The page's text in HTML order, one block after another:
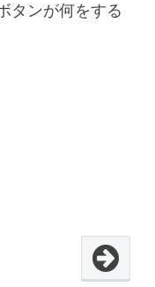
タンが何をする